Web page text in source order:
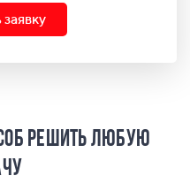
решить любую